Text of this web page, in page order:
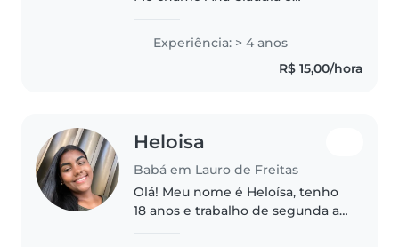
anos. Tenho ampla experiência
com crianças de diferentes
idades, inclusive bebês. Sou a
Experiência: > 4 anos
R$ 15,00/hora
Heloisa
Babá em Lauro de Freitas
Olá! Meu nome é Heloísa, tenho
18 anos e trabalho de segunda a